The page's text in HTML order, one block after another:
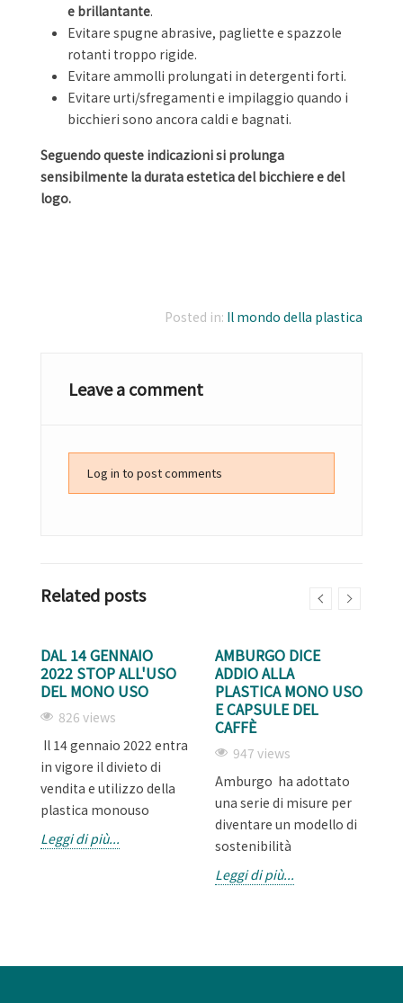
e brillantante.
Evitare spugne abrasive, pagliette e spazzole
rotanti troppo rigide.
Evitare ammolli prolungati in detergenti forti.
Evitare urti/sfregamenti e impilaggio quando i
bicchieri sono ancora caldi e bagnati.
Seguendo queste indicazioni si prolunga
sensibilmente la durata estetica del bicchiere e del
logo.
Posted in: Il mondo della plastica
Leave a comment
Log in to post comments
Related posts
DAL 14 GENNAIO
2022 STOP ALL'USO
DEL MONO USO
826 views
Il 14 gennaio 2022 entra
in vigore il divieto di
vendita e utilizzo della
plastica monouso
Leggi di più...
AMBURGO DICE
ADDIO ALLA
PLASTICA MONO USO
E CAPSULE DEL
CAFFÈ
947 views
Amburgo ha adottato
una serie di misure per
diventare un modello di
sostenibilità
Leggi di più...